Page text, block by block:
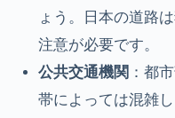
ょう。日本の道路
注意が必要です。
公共交通機関 ：都
帯によっては混雑